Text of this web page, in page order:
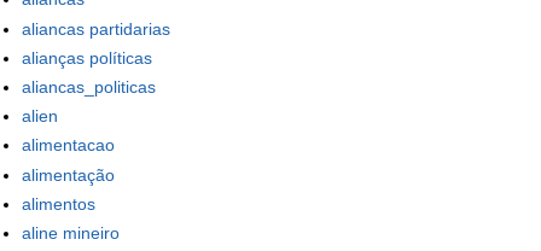
aliancas partidarias
alianças políticas
aliancas_politicas
alien
alimentacao
alimentação
alimentos
aline mineiro